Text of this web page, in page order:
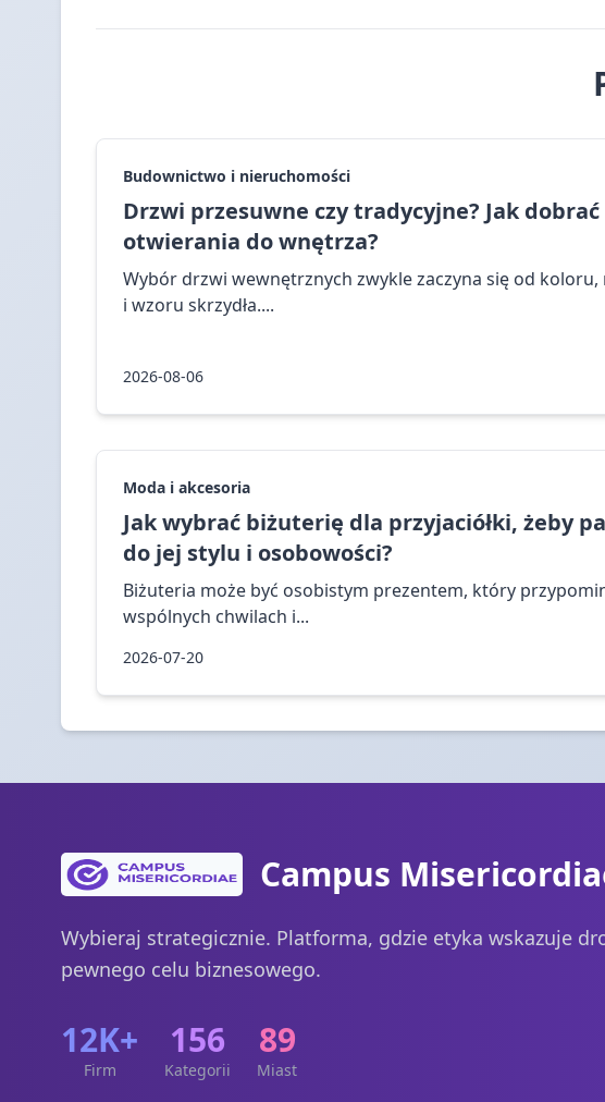
Budownictwo i nieruchomości
Drzwi przesuwne czy tradycyjne? Jak dobrać
otwierania do wnętrza?
Wybór drzwi wewnętrznych zwykle zaczyna się od koloru,
i wzoru skrzydła....
2026-08-06
Moda i akcesoria
Jak wybrać biżuterię dla przyjaciółki, żeby
do jej stylu i osobowości?
Biżuteria może być osobistym prezentem, który
wspólnych chwilach i...
2026-07-20
Campus
Wybieraj strategicznie. Platforma, gdzie etyka wskazuje
pewnego celu biznesowego.
12K+
Firm
156
Kategorii
89
Miast